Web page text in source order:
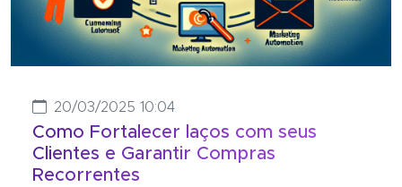
20/03/2025 10:04
Como Fortalecer laços com seus
Clientes e Garantir Compras
Recorrentes